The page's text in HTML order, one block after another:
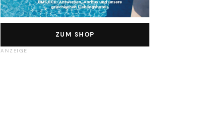
ZUM SHOP
ANZEIGE